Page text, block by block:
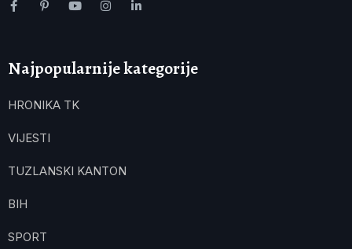
Najpopularnije kategorije
HRONIKA TK
VIJESTI
TUZLANSKI KANTON
BIH
SPORT